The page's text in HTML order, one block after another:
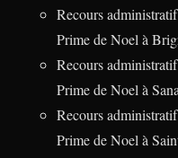
Recours
Prime de Noel à
Recours
Prime de Noel à
Recours
Prime de Noel à